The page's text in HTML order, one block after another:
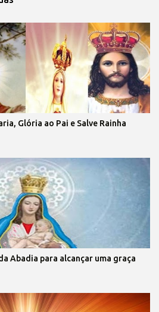
Glória ao Pai e Salve Rainha
Abadia para alcançar uma graça